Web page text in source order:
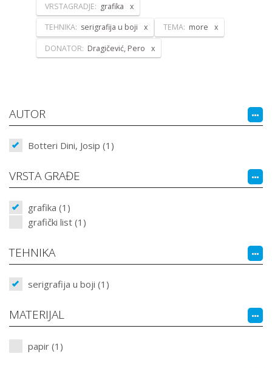
VRSTAGRADJE: grafika
TEHNIKA: serigrafija u boji TEMA: more
DONATOR: Dragičević, Pero
AUTOR
Botteri Dini, Josip (1)
VRSTA GRAĐE
grafika (1)
grafički list (1)
TEHNIKA
serigrafija u boji (1)
MATERIJAL
papir (1)